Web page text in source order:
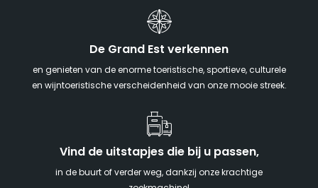
De Grand Est verkennen
en genieten van de enorme toeristische, sportieve, culturele
en wijntoeristische verscheidenheid van onze mooie streek.
Vind de uitstapjes die bij u passen,
in de buurt of verder weg, dankzij onze krachtige